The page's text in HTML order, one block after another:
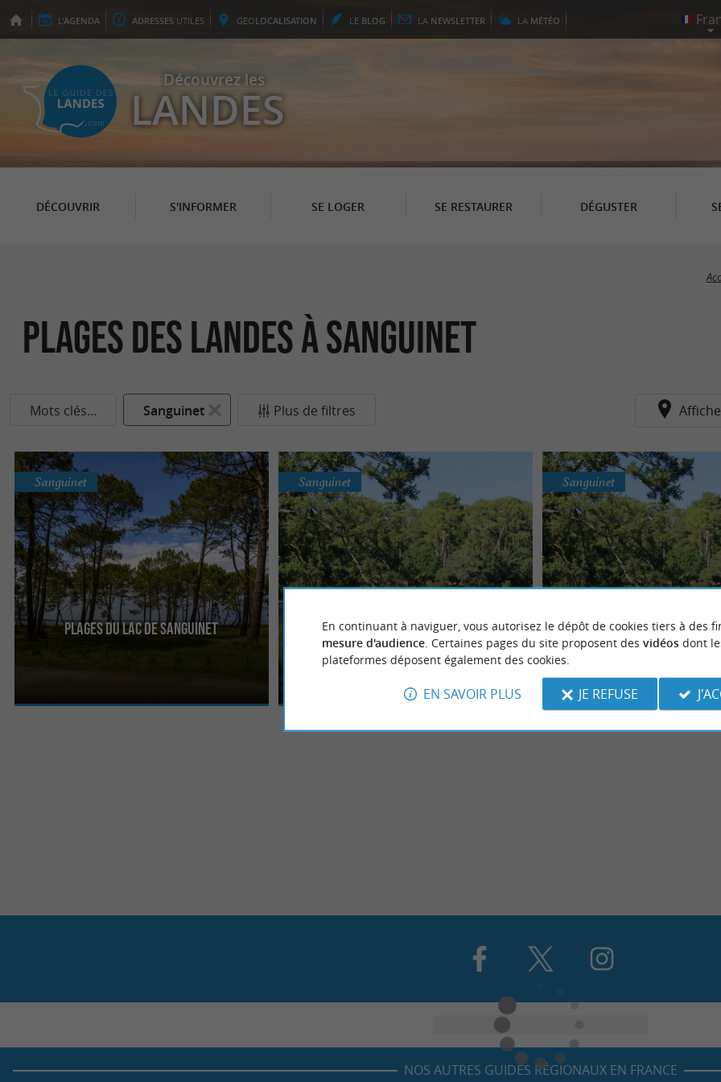
L'AGENDA ADRESSES UTILES GEOLOCALISATION LE BLOG LA NEWSLETTER LA MÉTÉO
Découvrez les
LANDES
DÉCOUVRIR S'INFORMER SE LOGER SE RESTAURER DÉGUSTER
Plages des Landes à Sanguinet
Mots clés... Sanguinet Plus de filtres
Plages du Lac de Sanguinet
Sanguinet
Le lac de Sanguinet est mitoyen avec la Gironde.
Plage du Pavillon
Sanguinet
Venez en vélo, grâce à la piste cyclable ! Cette
plage agréable est pourvue d’un service de
restauration et ...
Plage de Caton
Sanguinet
Une jolie plage agréable avec une
sans vagues, parfaite pour les
aire de ...
NOS AUTRES GUIDES RÉGIONAUX EN FRANCE
En continuant à naviguer, vous autorisez le dépôt de cookies tiers à des
mesure d'audience. Certaines pages du site proposent des vidéosdont
plateformes déposent également des cookies.
EN SAVOIR PLUS JE REFUSE